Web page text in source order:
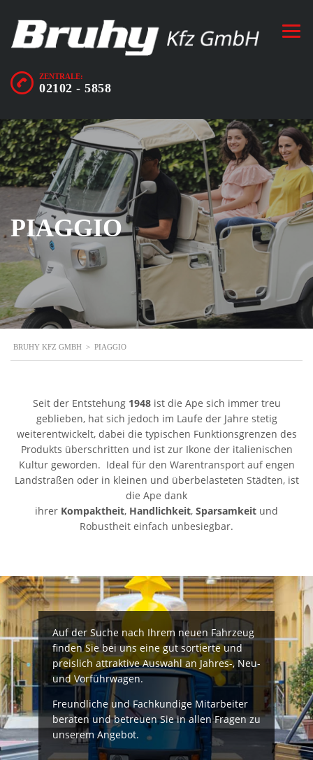
ZENTRALE:
02102 - 5858
PIAGGIO
BRUHY KFZ GMBH > PIAGGIO
Seit der Entstehung 1948ist die Ape sich immer treu
geblieben, hat sich jedoch im Laufe der Jahre stetig
weiterentwickelt, dabei die typischen Funktionsgrenzen des
Produkts überschritten und ist zur Ikone der italienischen
Kultur geworden. Ideal für den Warentransport auf engen
Landstraßen oder in kleinen und überbelasteten Städten, ist
die Ape dank
ihrer Kompaktheit, Handlichkeit, Sparsamkeit und
Robustheit einfach unbesiegbar.
Auf der Suche nach Ihrem neuen Fahrzeug
finden Sie bei uns eine gut sortierte und
preislich attraktive Auswahl an Jahres-, Neu-
und Vorführwagen.
Freundliche und Fachkundige Mitarbeiter
beraten und betreuen Sie in allen Fragen zu
unserem Angebot.